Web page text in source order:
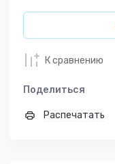
К сравнению
Поделиться
Распечатать